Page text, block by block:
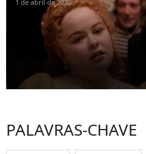
1 de abril de 2022
PALAVRAS-CHAVE